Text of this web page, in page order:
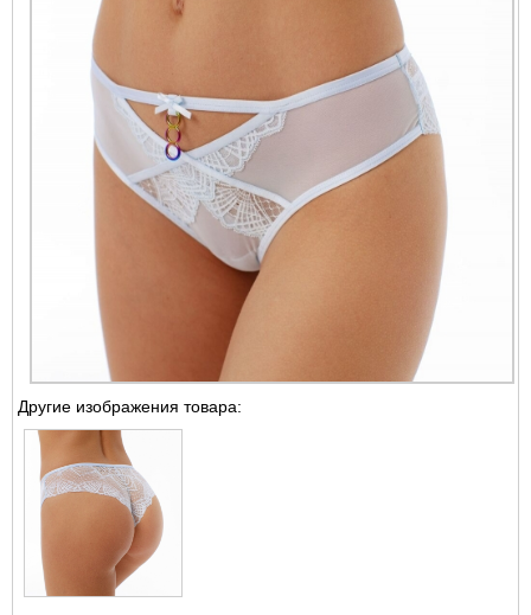
Другие изображения товара: